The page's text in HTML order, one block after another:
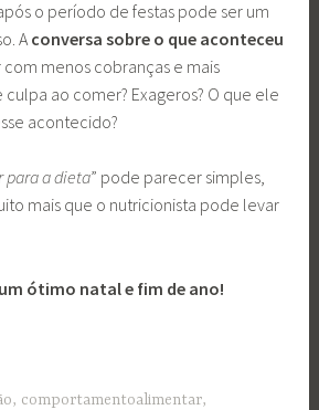
o período de festas pode ser um
A conversa sobre o que aconteceu
menos cobranças e mais
culpa ao comer? Exageros? O que ele
acontecido?
para a dieta” pode parecer simples,
mais que o nutricionista pode levar
ótimo natal e fim de ano!
, comportamentoalimentar,